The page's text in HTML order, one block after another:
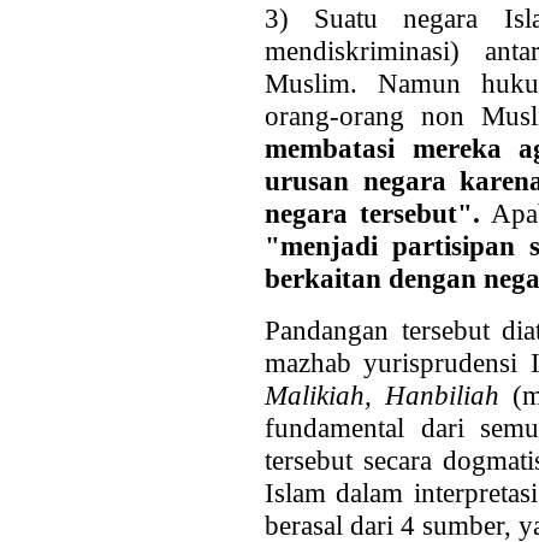
3) Suatu negara
mendiskriminasi)
Muslim. Namun
orang-orang non
membatasi mereka
urusan negara
negara tersebut".
"menjadi partisipan
berkaitan dengan
Pandangan tersebut
mazhab yurisprudensi
Malikiah, Hanbiliah
fundamental dari
tersebut secara
Islam dalam
berasal dari 4 sumber,